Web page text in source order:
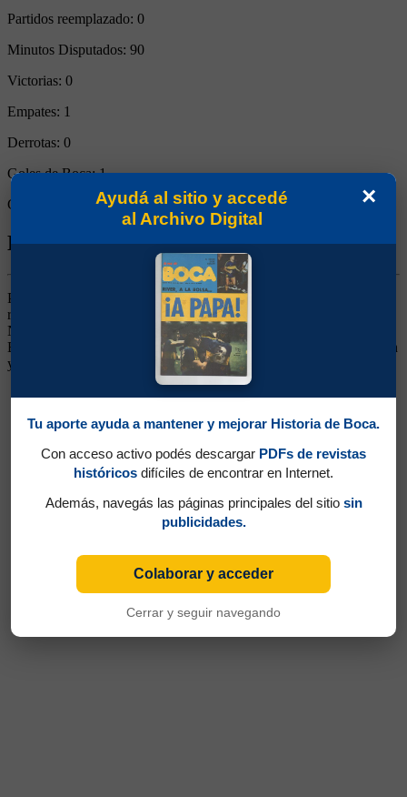
Partidos reemplazado: 0
Minutos Disputados: 90
Victorias: 0
Empates: 1
Derrotas: 0
Goles de Boca:1
Goles rivales:
1
Biografía de Claudio Alberto Scalise
Puntero Izquierdo. Llegó de Central. No jugó mucho, pero se lo
recuerda porque cuando Boca ganó la Liguilla 1986 en cancha de
Newell's, festejó mostrando la camiseta de Central debajo de la de
Boca. Volvió al equipo de Arroyito, luego estuvo en Instituto, Colón
y Douglas Haig
×
Ayudá al sitio y accedé
al Archivo Digital
Tu aporte ayuda a mantener y mejorar Historia de Boca.
Con acceso activo podés descargar PDFs de revistas
históricos difíciles de encontrar en Internet.
Además, navegás las páginas principales del sitio sin
publicidades.
Colaborar y acceder
Cerrar y seguir navegando